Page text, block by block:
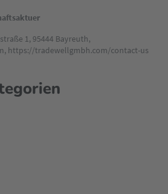
1, 95444 Bayreuth,
https://tradewellgmbh.com/contact-us